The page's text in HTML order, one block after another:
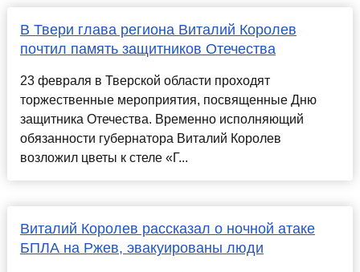
В Твери глава региона Виталий Королев
почтил память защитников Отечества
23 февраля в Тверской области проходят
торжественные мероприятия, посвященные Дню
защитника Отечества. Временно исполняющий
обязанности губернатора Виталий Королев
возложил цветы к стеле «Г...
Виталий Королев рассказал о ночной атаке
БПЛА на Ржев, эвакуированы люди